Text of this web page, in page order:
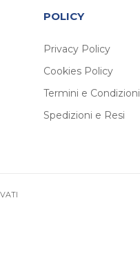
POLICY
Privacy Policy
Cookies Policy
Termini e Condizioni
Spedizioni e Resi